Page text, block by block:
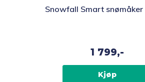
Snowfall Smart
1 799,-
Kjøp